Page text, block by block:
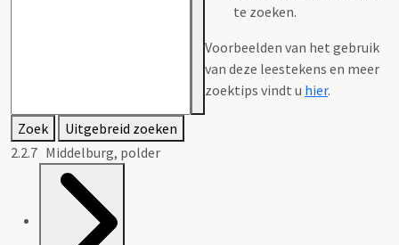
te zoeken.
Voorbeelden van het gebruik
van deze leestekens en meer
zoektips vindt u hier.
Zoek
Uitgebreid zoeken
2.2.7 Middelburg, polder